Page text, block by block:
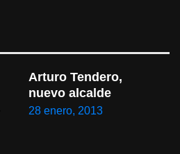
Arturo Tendero,
nuevo alcalde
28 enero, 2013